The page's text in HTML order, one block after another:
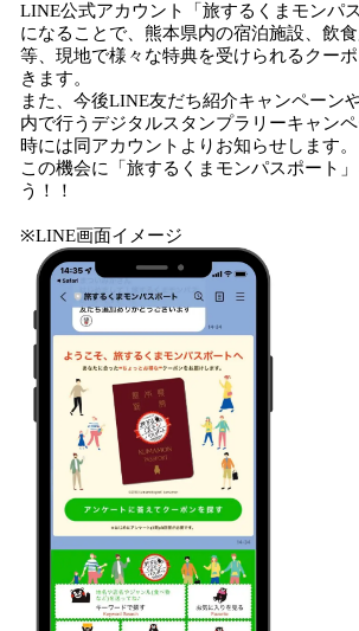
LINE公式アカウント「旅するくまモンパ
になることで、熊本県内の宿泊施設、飲
等、現地で様々な特典を受けられるクー
きます。
また、今後LINE友だち紹介キャンペーン
内で行うデジタルスタンプラリーキャン
時には同アカウントよりお知らせします。
この機会に「旅するくまモンパスポート
う！！
※LINE画面イメージ